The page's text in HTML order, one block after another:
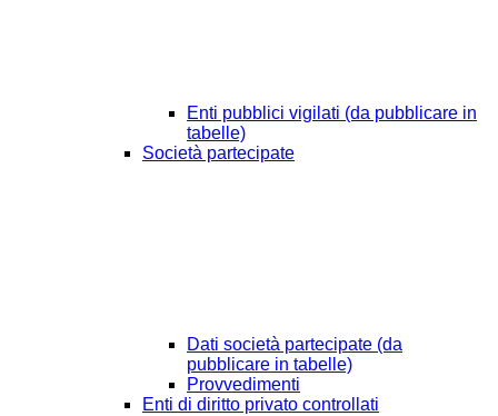
Enti pubblici vigilati (da pubblicare in
tabelle)
Società partecipate
Dati società partecipate (da
pubblicare in tabelle)
Provvedimenti
Enti di diritto privato controllati